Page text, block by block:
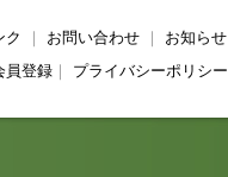
ク お問い合わせ｜ お知らせ
員登録｜ プライバシーポリシー